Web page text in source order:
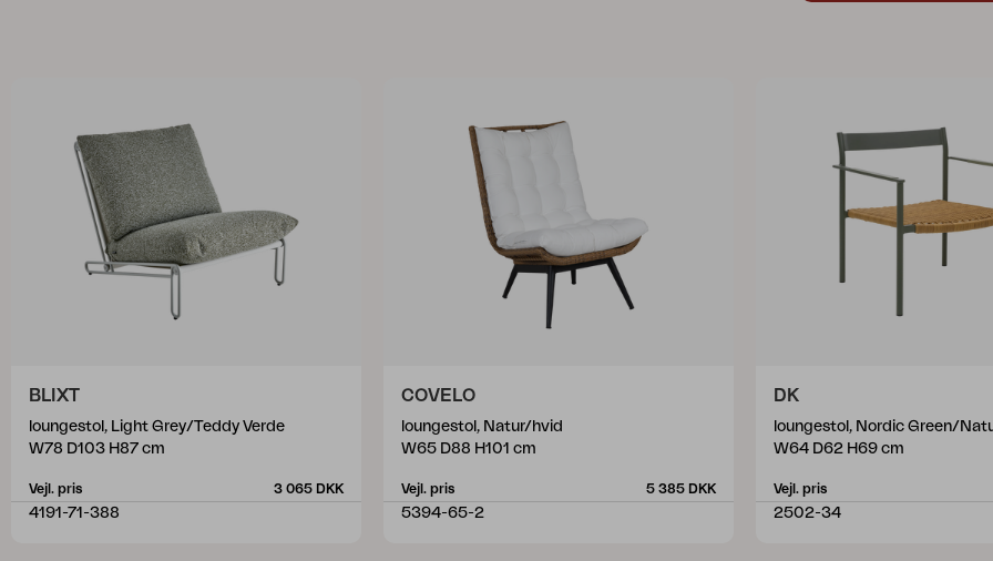
BLIXT
loungestol, Light Grey/Teddy Verde
W78 D103 H87 cm
Vejl. pris 3 065 DKK
4191-71-388
COVELO
loungestol, Natur/hvid
W65 D88 H101 cm
Vejl. pris 5 385 DKK
5394-65-2
DK
loungestol, Nordic Green/
W64 D62 H69 cm
Vejl. pris
2502-34